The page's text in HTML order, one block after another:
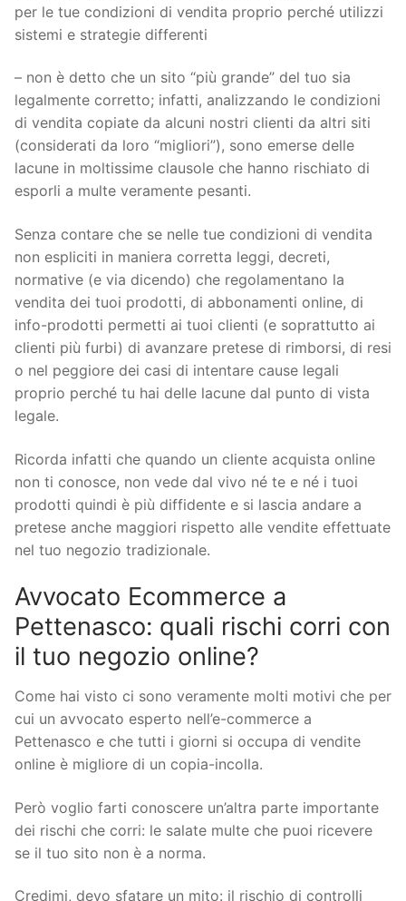
per le tue condizioni di vendita proprio perché utilizzi
sistemi e strategie differenti
– non è detto che un sito “più grande” del tuo sia
legalmente corretto; infatti, analizzando le condizioni
di vendita copiate da alcuni nostri clienti da altri siti
(considerati da loro “migliori”), sono emerse delle
lacune in moltissime clausole che hanno rischiato di
esporli a multe veramente pesanti.
Senza contare che se nelle tue condizioni di vendita
non espliciti in maniera corretta leggi, decreti,
normative (e via dicendo) che regolamentano la
vendita dei tuoi prodotti, di abbonamenti online, di
info-prodotti permetti ai tuoi clienti (e soprattutto ai
clienti più furbi) di avanzare pretese di rimborsi, di resi
o nel peggiore dei casi di intentare cause legali
proprio perché tu hai delle lacune dal punto di vista
legale.
Ricorda infatti che quando un cliente acquista online
non ti conosce, non vede dal vivo né te e né i tuoi
prodotti quindi è più diffidente e si lascia andare a
pretese anche maggiori rispetto alle vendite effettuate
nel tuo negozio tradizionale.
Avvocato Ecommerce a
Pettenasco: quali rischi corri con
il tuo negozio online?
Come hai visto ci sono veramente molti motivi che per
cui un avvocato esperto nell’e-commerce a
Pettenasco e che tutti i giorni si occupa di vendite
online è migliore di un copia-incolla.
Però voglio farti conoscere un’altra parte importante
dei rischi che corri: le salate multe che puoi ricevere
se il tuo sito non è a norma.
Credimi, devo sfatare un mito: il rischio di controlli